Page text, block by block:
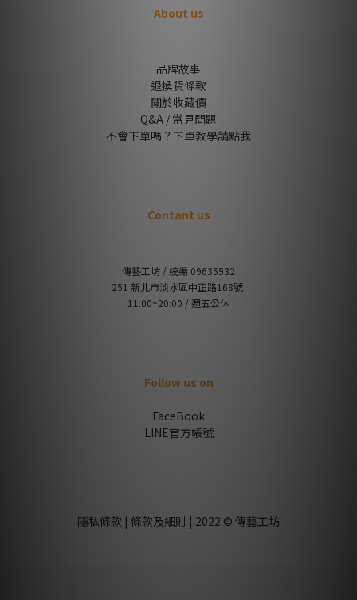
About us
品牌故事
退換貨條款
關於收藏價
Q&A / 常見問題
不會下單嗎？下單教學請點我
Contant us
傳藝工坊 / 統編 09635932
251 新北市淡水區中正路168號
11:00~20:00 / 週五公休
Follow us on
FaceBook
LINE官方帳號
隱私條款 | 條款及細則 | 2022 © 傳藝工坊